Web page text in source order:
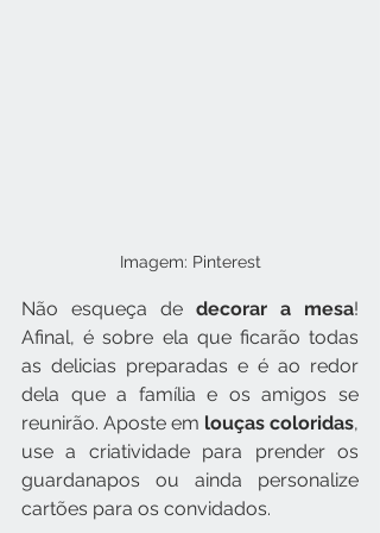
Imagem: Pinterest
Não esqueça de decorar a mesa!
Afinal, é sobre ela que ficarão todas
as delicias preparadas e é ao redor
dela que a família e os amigos se
reunirão. Aposte em louças coloridas,
use a criatividade para prender os
guardanapos ou ainda personalize
cartões para os convidados.